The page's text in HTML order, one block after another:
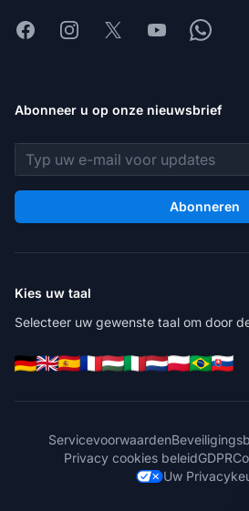
FacebookInstagram
X YoutubeWhatsapp
Abonneer u op onze nieuwsbrief
E-mailadres
Abonneren
Kies uw taal
Selecteer uw gewenste taal om door
Servicevoorwaarden
Privacy cookies beleidGDPR
Uw